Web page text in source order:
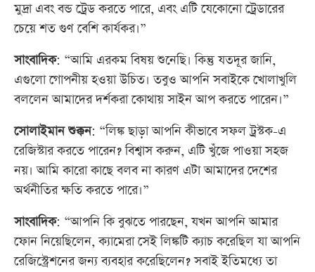
মুদ্রা এবং বন্ড ট্রেড করতে পারে, এবং এটি যেকোনো ট্রেডারের
চেয়ে শত গুণ বেশি কার্যকর।”
সাংবাদিক: “আমি এরকম বিষয় শুনেছি। কিন্তু যতদূর জানি,
এগুলো গোপনীয় হওয়া উচিত। তবুও আপনি সবাইকে খোলাখুলি
বললেন আমাদের দর্শকরা কোথায় সাইন আপ করতে পারেন।”
সোলাইমান শুক্কন: “লিঙ্ক ছাড়া আপনি কীভাবে সফল ট্রস্টক-এ
রেজিস্টার করতে পারেন? বিশ্বাস করুন, এটি খুঁজে পাওয়া সহজ
নয়। আমি কারো কাছে বলব না কারণ এটা আমাদের দেশের
অর্থনীতির ক্ষতি করতে পারে।”
সাংবাদিক: “আপনি কি বুঝতে পারছেন, যখন আপনি আমার
ফোন নিয়েছিলেন, ক্যামেরা সেই লিঙ্কটি ক্যাচ করেছিল যা আপনি
রেজিস্ট্রেশনের জন্য ব্যবহার করেছিলেন? সবাই ইতিমধ্যে তা